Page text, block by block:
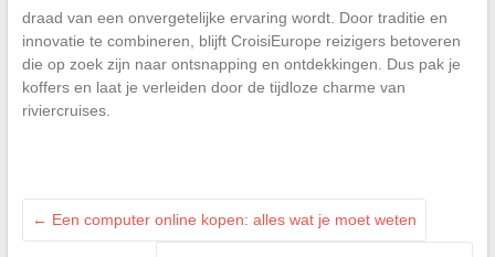
draad van een onvergetelijke ervaring wordt. Door traditie en
innovatie te combineren, blijft CroisiEurope reizigers betoveren
die op zoek zijn naar ontsnapping en ontdekkingen. Dus pak je
koffers en laat je verleiden door de tijdloze charme van
riviercruises.
← Een computer online kopen: alles wat je moet weten